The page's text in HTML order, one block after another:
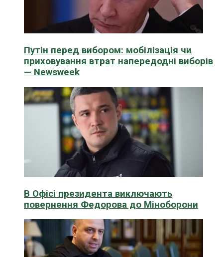
Путін перед вибором: мобілізація чи
приховування втрат напередодні виборів
— Newsweek
В Офісі президента виключають
повернення Федорова до Міноборони